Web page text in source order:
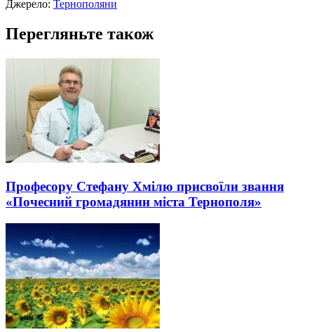
Джерело: Тернополяни
Перегляньте також
Професору Стефану Хмілю присвоїли звання
«Почесний громадянин міста Тернополя»